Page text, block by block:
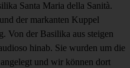
Santa Maria della Sanità.
der markanten Kuppel
Von der Basilika aus steigen
hinab. Sie wurden um die
und wir können dort